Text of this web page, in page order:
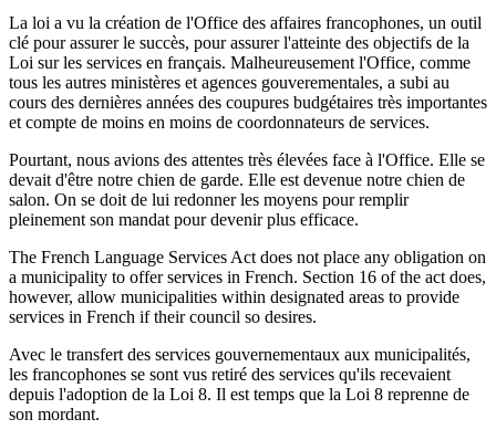
La loi a vu la création de l'Office des affaires francophones, un outil
clé pour assurer le succès, pour assurer l'atteinte des objectifs de la
Loi sur les services en français. Malheureusement l'Office, comme
tous les autres ministères et agences gouverementales, a subi au
cours des dernières années des coupures budgétaires très importantes
et compte de moins en moins de coordonnateurs de services.
Pourtant, nous avions des attentes très élevées face à l'Office. Elle se
devait d'être notre chien de garde. Elle est devenue notre chien de
salon. On se doit de lui redonner les moyens pour remplir
pleinement son mandat pour devenir plus efficace.
The French Language Services Act does not place any obligation on
a municipality to offer services in French. Section 16 of the act does,
however, allow municipalities within designated areas to provide
services in French if their council so desires.
Avec le transfert des services gouvernementaux aux municipalités,
les francophones se sont vus retiré des services qu'ils recevaient
depuis l'adoption de la Loi 8. Il est temps que la Loi 8 reprenne de
son mordant.